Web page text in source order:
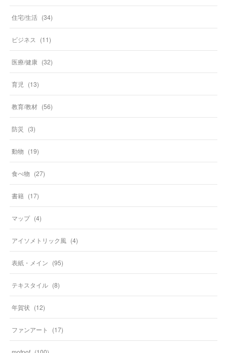
住宅/生活 (34)
ビジネス (11)
医療/健康 (32)
育児 (13)
教育/教材 (56)
防災 (3)
動物 (19)
食べ物 (27)
書籍 (17)
マップ (4)
アイソメトリック風 (4)
表紙・メイン (95)
テキスタイル (8)
年賀状 (12)
ファンアート (17)